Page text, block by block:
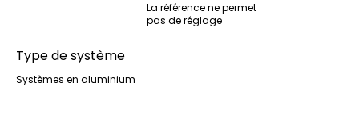
La référence ne permet
pas de réglage
Type de système
Systèmes en aluminium